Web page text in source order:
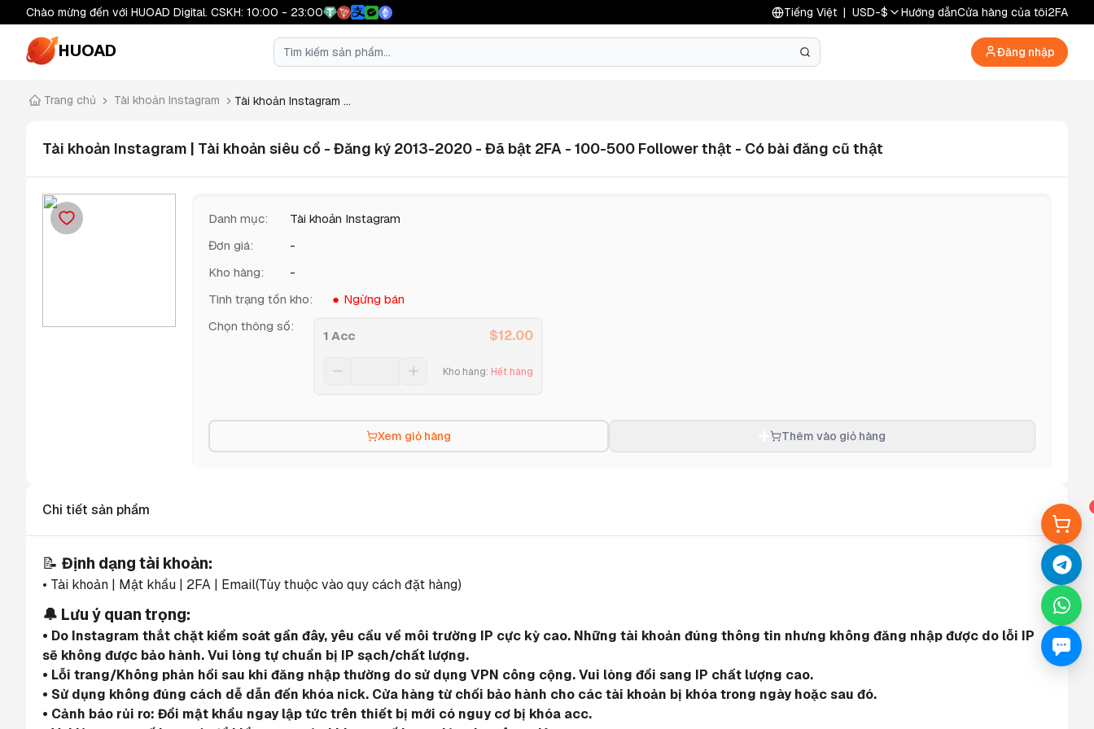
Chào mừng đến với HUOAD Digital. CSKH: 10:00 - 23:00 Tiếng Việt | USD-$ Hướng dẫnCửa hàng của tôi2FA
HUOAD Đăng nhập
Trang chủ Tài khoản Instagram Tài khoản Instagram ...
Tài khoản Instagram | Tài khoản siêu cổ - Đăng ký 2013-2020 - Đã bật 2FA - 100-500 Follower thật - Có bài đăng cũ thật
Danh mục:
Tài khoản Instagram
Đơn giá:
-
Kho hàng:
-
Tình trạng tồn kho:
Ngừng bán
Chọn thông số:
1 Acc $12.00
Kho hàng: Hết hàng
Xem giỏ hàng Thêm vào giỏ hàng
Chi tiết sản phẩm
📝 Định dạng tài khoản:
• Tài khoản | Mật khẩu | 2FA | Email(Tùy thuộc vào quy cách đặt hàng)
🔔 Lưu ý quan trọng:
• Do Instagram thắt chặt kiểm soát gần đây, yêu cầu về môi trường IP cực kỳ cao. Những tài khoản đúng thông tin nhưng không đăng nhập được do lỗi IP
sẽ không được bảo hành. Vui lòng tự chuẩn bị IP sạch/chất lượng.
• Lỗi trang/Không phản hồi sau khi đăng nhập thường do sử dụng VPN công cộng. Vui lòng đổi sang IP chất lượng cao.
• Sử dụng không đúng cách dễ dẫn đến khóa nick. Cửa hàng từ chối bảo hành cho các tài khoản bị khóa trong ngày hoặc sau đó.
• Cảnh báo rủi ro: Đổi mật khẩu ngay lập tức trên thiết bị mới có nguy cơ bị khóa acc.